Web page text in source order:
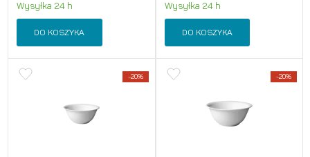
Wysyłka 24 h
DO KOSZYKA
Wysyłka 24 h
DO KOSZYKA
-20% -20%